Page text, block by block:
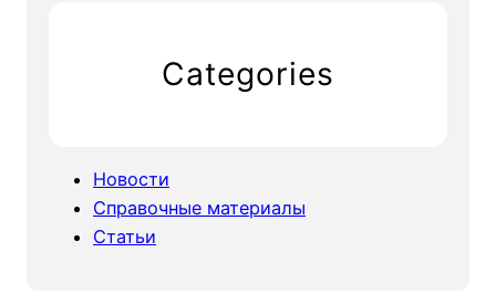
Categories
Новости
Справочные материалы
Статьи